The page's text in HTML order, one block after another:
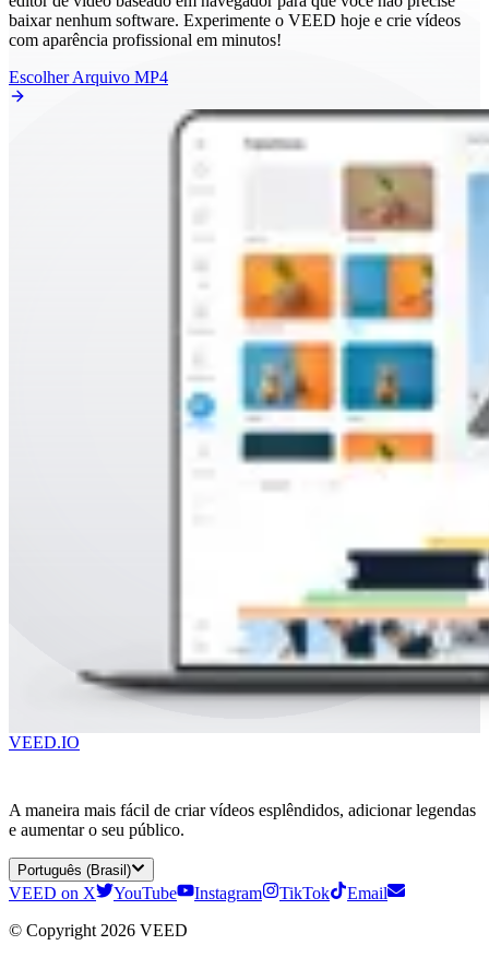
baixar nenhum software. Experimente o VEED hoje e crie vídeos
com aparência profissional em minutos!
Escolher Arquivo MP4
VEED.IO
A maneira mais fácil de criar vídeos esplêndidos, adicionar legendas
e aumentar o seu público.
Português (Brasil)
VEED on X YouTube Instagram TikTok
Email
© Copyright 2026 VEED